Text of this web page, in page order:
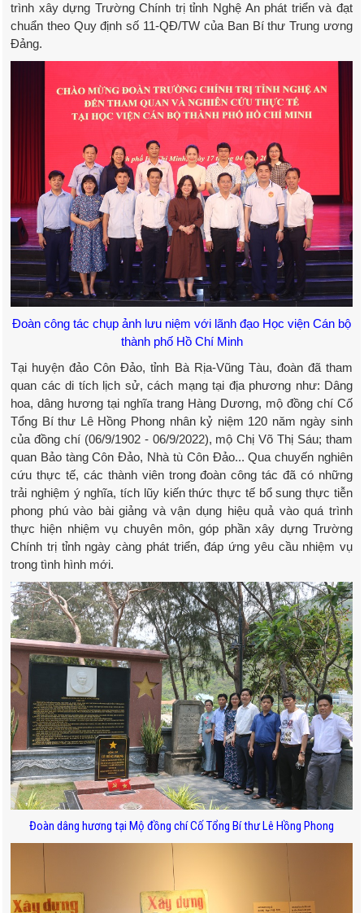
trình xây dựng Trường Chính trị tỉnh Nghệ An phát triển và đạt
chuẩn theo Quy định số 11-QĐ/TW của Ban Bí thư Trung ương
Đảng.
Đoàn công tác chụp ảnh lưu niệm với lãnh đạo Học viện Cán bộ
thành phố Hồ Chí Minh
Tại huyện đảo Côn Đảo, tỉnh Bà Rịa-Vũng Tàu, đoàn đã tham
quan các di tích lịch sử, cách mạng tại địa phương như: Dâng
hoa, dâng hương tại nghĩa trang Hàng Dương, mộ đồng chí Cố
Tổng Bí thư Lê Hồng Phong nhân kỷ niệm 120 năm ngày sinh
của đồng chí (06/9/1902 - 06/9/2022), mộ Chị Võ Thị Sáu; tham
quan Bảo tàng Côn Đảo, Nhà tù Côn Đảo... Qua chuyến nghiên
cứu thực tế, các thành viên trong đoàn công tác đã có những
trải nghiệm ý nghĩa, tích lũy kiến thức thực tế bổ sung thực tiễn
phong phú vào bài giảng và vận dụng hiệu quả vào quá trình
thực hiện nhiệm vụ chuyên môn, góp phần xây dựng Trường
Chính trị tỉnh ngày càng phát triển, đáp ứng yêu cầu nhiệm vụ
trong tình hình mới.
Đoàn dâng hương tại Mộ đồng chí Cố Tổng Bí thư Lê Hồng Phong